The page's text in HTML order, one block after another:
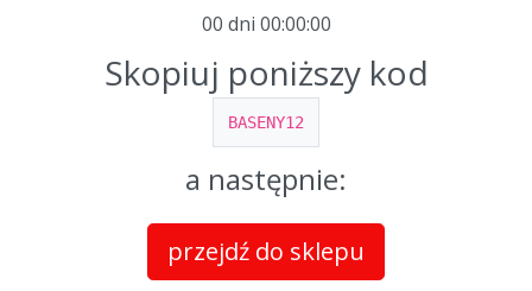
00 dni 00:00:00
Skopiuj poniższy kod
BASENY12
a następnie:
przejdź do sklepu